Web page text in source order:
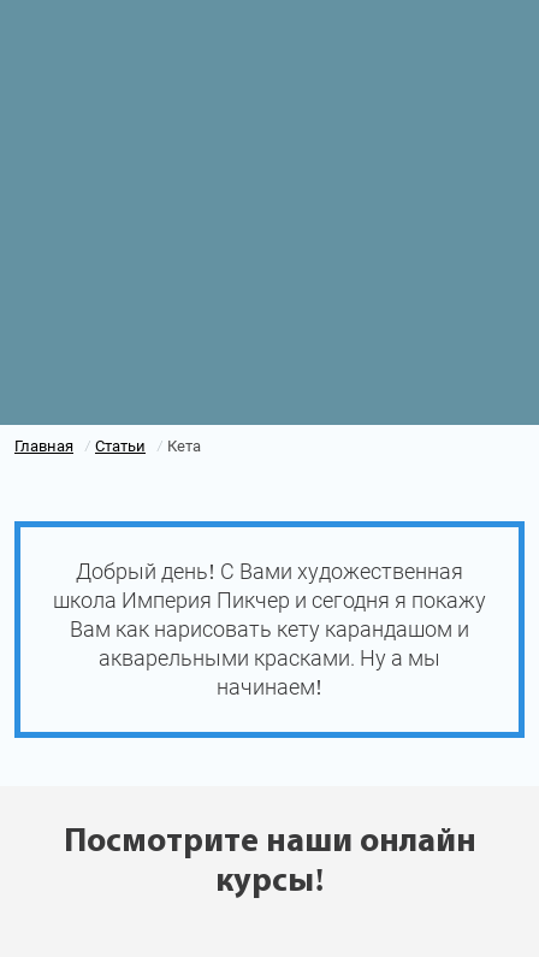
Главная / Статьи / Кета
Добрый день! С Вами художественная
школа Империя Пикчер и сегодня я покажу
Вам как нарисовать кету карандашом и
акварельными красками. Ну а мы
начинаем!
Посмотрите наши онлайн
курсы!